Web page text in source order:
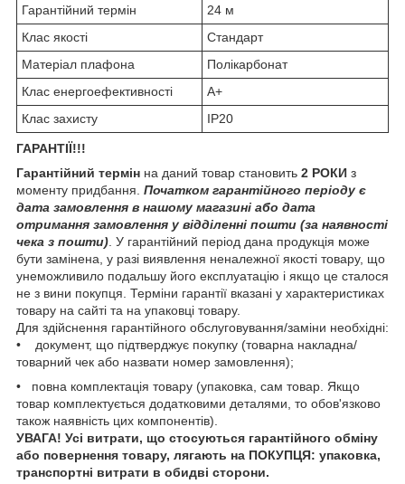
Гарантійний термін
24 м
Клас якості
Стандарт
Матеріал плафона
Полікарбонат
Клас енергоефективності
A+
Клас захисту
IP20
ГАРАНТІЇ!!!
Гарантійний термін на даний товар становить 2 РОКИ з
моменту придбання. Початком гарантійного періоду є
дата замовлення в нашому магазині або дата
отримання замовлення у відділенні пошти (за наявності
чека з пошти) . У гарантійний період дана продукція може
бути замінена, у разі виявлення неналежної якості товару, що
унеможливило подальшу його експлуатацію і якщо це сталося
не з вини покупця. Терміни гарантії вказані у характеристиках
товару на сайті та на упаковці товару.
Для здійснення гарантійного обслуговування/заміни необхідні:
• документ, що підтверджує покупку (товарна накладна/
товарний чек або назвати номер замовлення);
• повна комплектація товару (упаковка, сам товар. Якщо
товар комплектується додатковими деталями, то обов'язково
також наявність цих компонентів).
УВАГА! Усі витрати, що стосуються гарантійного обміну
або повернення товару, лягають на ПОКУПЦЯ: упаковка,
транспортні витрати в обидві сторони.